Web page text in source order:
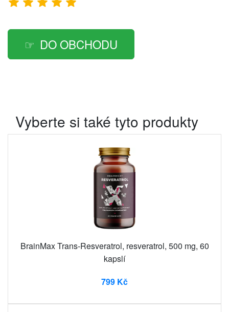
DO OBCHODU
Vyberte si také tyto produkty
BrainMax Trans-Resveratrol, resveratrol, 500 mg, 60
kapslí
799 Kč